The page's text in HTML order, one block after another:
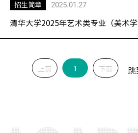
招生简章 2025.01.27
清华大学2025年艺术类专业（美术
上页 1 下页 跳